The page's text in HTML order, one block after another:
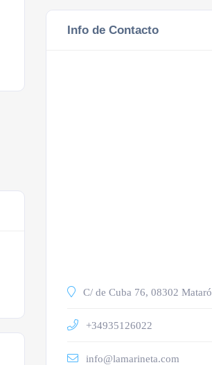
Info de Contacto
C/ de Cuba 76, 08302 Mataró
+34935126022
info@lamarineta.com